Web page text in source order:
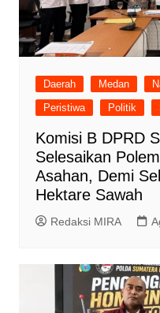
Daerah Medan
Peristiwa
Politik
Komisi B DPRD
Selesaikan
Asahan, Demi
Hektare Sawah
Redaksi MIRA